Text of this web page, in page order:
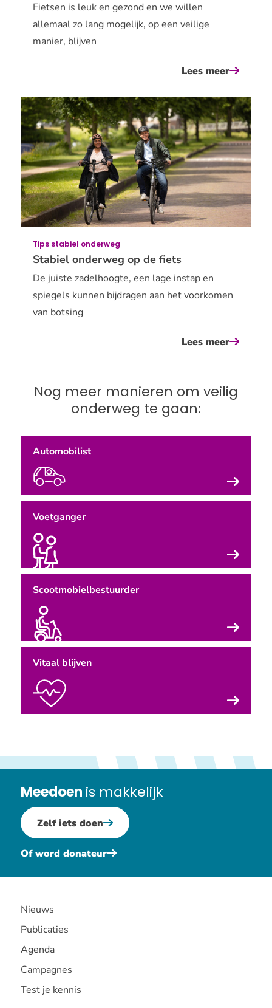
Fietsen is leuk en gezond en we willen
allemaal zo lang mogelijk, op een veilige
manier, blijven
Lees meerover
voor
fietsers
Stabiel onderweg op de fiets
Tips stabiel onderweg
De juiste zadelhoogte, een lage instap en
spiegels kunnen bijdragen aan het voorkomen
van botsing
Lees meerover
op
Nog meer manieren om veilig
onderweg te gaan:
Automobilist
Voetganger
Scootmobielbestuurder
Vitaal blijven
Meedoen is makkelijk
Zelf iets doen
Of word donateur
Nieuws
Publicaties
Agenda
Campagnes
Test je kennis